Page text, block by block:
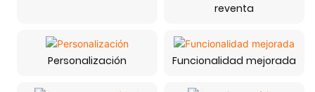
reventa
Personalización Funcionalidad mejorada